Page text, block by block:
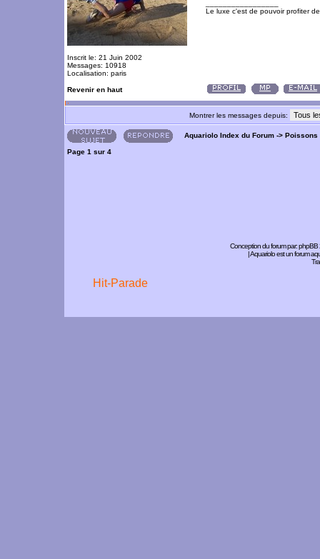
Inscrit le: 21 Juin 2002
Messages: 10918
Localisation: paris
Le luxe c'est de pouvoir profiter
Revenir en haut
Montrer les messages depuis:
Aquariolo Index du Forum -> Poissons
Page 1 sur 4
Conception du forum par:phpBB
| Aquariolo est un forum